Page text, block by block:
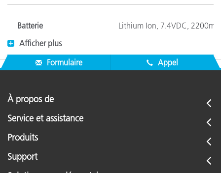
Batterie Lithium Ion, 7.4VDC,
Caractéristique
BestMatch
Étalonnage Automatique sur référence
CIE ∆E* (1976), ∆ECMC,
Espaces chromatiques
Afficher plus
Formulaire
Appel
À propos de
Service et assistance
Produits
Support